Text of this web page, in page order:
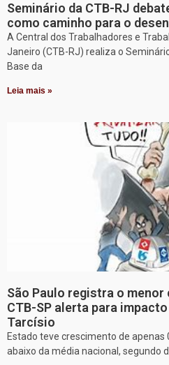
Seminário da CTB-RJ
como caminho para o
A Central dos Trabalhadores e
Janeiro (CTB-RJ) realiza o
Base da
Leia mais »
São Paulo registra o
CTB-SP alerta para
Tarcísio
Estado teve crescimento de apenas
abaixo da média nacional, segundo